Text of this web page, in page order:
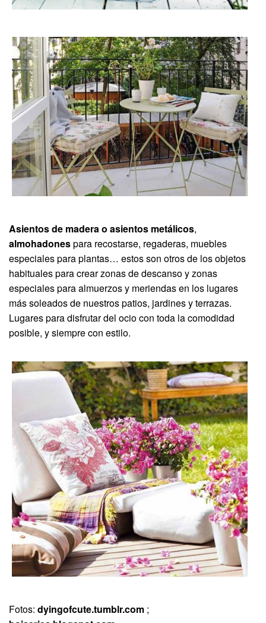
Asientos de madera o asientos metálicos,
almohadonespara recostarse, regaderas, muebles
especiales para plantas… estos son otros de los objetos
habituales para crear zonas de descanso y zonas
especiales para almuerzos y meriendas en los lugares
más soleados de nuestros patios, jardines y terrazas.
Lugares para disfrutar del ocio con toda la comodidad
posible, y siempre con estilo.
Fotos: dyingofcute.tumblr.com ;